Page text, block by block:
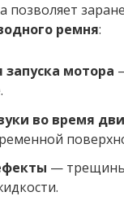
позволяет
ремня:
запуска мотора
во время
—